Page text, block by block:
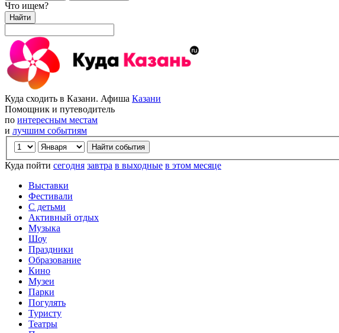
Что ищем?
Найти
Куда сходить в Казани. Афиша Казани
Помощник и путеводитель
по интересным местам
и лучшим событиям
Куда пойти сегодня завтра в выходные в этом месяце
Выставки
Фестивали
С детьми
Активный отдых
Музыка
Шоу
Праздники
Образование
Кино
Музеи
Парки
Погулять
Туристу
Театры